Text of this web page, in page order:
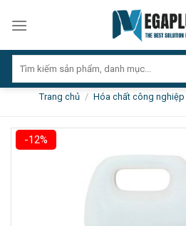
kiếm:
Trang chủ / Hóa chất công nghiệp
-12%